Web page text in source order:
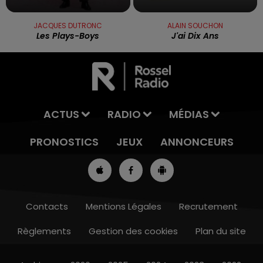
13h00 - 16h00
JACQUES DUTRONC
Les Plays-Boys
ALAIN SOUCHON
J'ai Dix Ans
ACTUS RADIO
MÉDIAS
PRONOSTICS
JEUX ANNONCEURS
Contacts Mentions Légales
Recrutement
Règlements
Gestion des cookies Plan du site